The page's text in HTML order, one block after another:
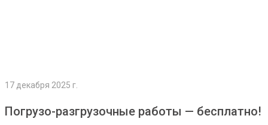
17 декабря 2025 г.
Погрузо-разгрузочные работы — бесплатно!